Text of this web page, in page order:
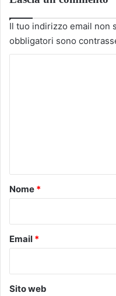
Il tuo indirizzo email non
obbligatori sono
o
Nome *
Email *
Sito web